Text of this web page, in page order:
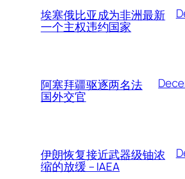
埃塞俄比亚成为非洲最新
一个主权违约国家
阿塞拜疆驱逐两名法
国外交官
伊朗恢复接近武器级铀浓
缩的放缓 – IAEA